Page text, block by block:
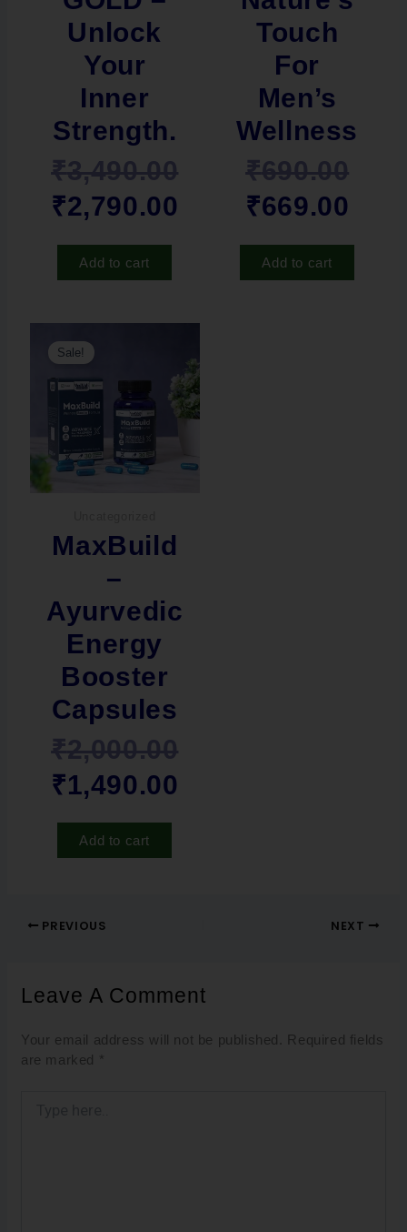
Unlock
Your
Inner
Strength.
₹3,490.00
₹2,790.00
Add to cart
Touch
For
Men’s
Wellness
₹690.00
₹669.00
Add to cart
Sale!
MaxBuild
–
Ayurvedic
Energy
Booster
Capsules
₹2,000.00
price
was:
₹1,490.00
price
is:
Add to cart
PREVIOUS NEXT
Leave A Comment
Your email address will not be published.
Required fields
are marked *